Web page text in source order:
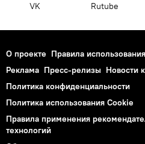
VK Rutube
О проекте Правила использования
Реклама Пресс-релизы Новости
Политика конфиденциальности
Политика использования Cookie
Правила применения
технологий